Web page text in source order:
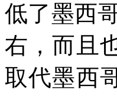
低了墨西
右，而且
取代墨西